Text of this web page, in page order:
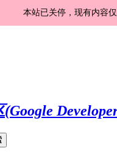
本站已关停，现有内容